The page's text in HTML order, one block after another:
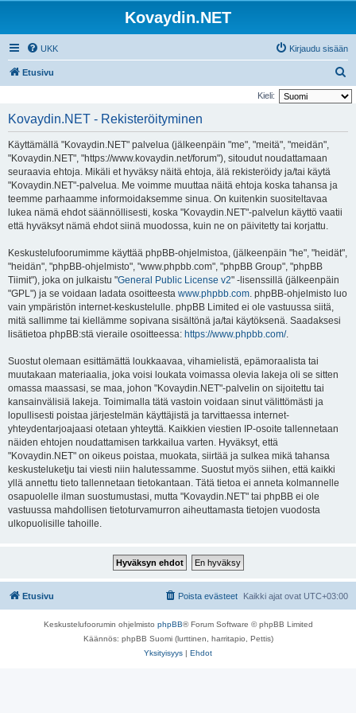
Kovaydin.NET
UKK Kirjaudu sisään
Etusivu
t
Kieli:
Kovaydin.NET - Rekisteröityminen
Käyttämällä "Kovaydin.NET" palvelua (jälkeenpäin "me", "meitä", "meidän",
"Kovaydin.NET", "https://www.kovaydin.net/forum"), sitoudut noudattamaan
seuraavia ehtoja. Mikäli et hyväksy näitä ehtoja, älä rekisteröidy ja/tai käytä
"Kovaydin.NET"-palvelua. Me voimme muuttaa näitä ehtoja koska tahansa ja
teemme parhaamme informoidaksemme sinua. On kuitenkin suositeltavaa
lukea nämä ehdot säännöllisesti, koska "Kovaydin.NET"-palvelun käyttö vaatii
että hyväksyt nämä ehdot siinä muodossa, kuin ne on päivitetty tai korjattu.
Keskustelufoorumimme käyttää phpBB-ohjelmistoa, (jälkeenpäin "he", "heidät",
"heidän", "phpBB-ohjelmisto", "www.phpbb.com", "phpBB Group", "phpBB
Tiimit"), joka on julkaistu "General Public License v2" -lisenssillä (jälkeenpäin
"GPL") ja se voidaan ladata osoitteesta www.phpbb.com. phpBB-ohjelmisto luo
vain ympäristön internet-keskustelulle. phpBB Limited ei ole vastuussa siitä,
mitä sallimme tai kiellämme sopivana sisältönä ja/tai käytöksenä. Saadaksesi
lisätietoa phpBB:stä vieraile osoitteessa: https://www.phpbb.com/.
Suostut olemaan esittämättä loukkaavaa, vihamielistä, epämoraalista tai
muutakaan materiaalia, joka voisi loukata voimassa olevia lakeja oli se sitten
omassa maassasi, se maa, johon "Kovaydin.NET"-palvelin on sijoitettu tai
kansainvälisiä lakeja. Toimimalla tätä vastoin voidaan sinut välittömästi ja
lopullisesti poistaa järjestelmän käyttäjistä ja tarvittaessa internet-
yhteydentarjoajaasi otetaan yhteyttä. Kaikkien viestien IP-osoite tallennetaan
näiden ehtojen noudattamisen tarkkailua varten. Hyväksyt, että
"Kovaydin.NET" on oikeus poistaa, muokata, siirtää ja sulkea mikä tahansa
keskusteluketju tai viesti niin halutessamme. Suostut myös siihen, että kaikki
yllä annettu tieto tallennetaan tietokantaan. Tätä tietoa ei anneta kolmannelle
osapuolelle ilman suostumustasi, mutta "Kovaydin.NET" tai phpBB ei ole
vastuussa mahdollisen tietoturvamurron aiheuttamasta tietojen vuodosta
ulkopuolisille tahoille.
Etusivu Kaikki ajat ovat UTC+03:00
Poista evästeet
Keskustelufoorumin ohjelmisto phpBB® Forum Software © phpBB Limited
Käännös: phpBB Suomi (lurttinen, harritapio, Pettis)
Yksityisyys | Ehdot